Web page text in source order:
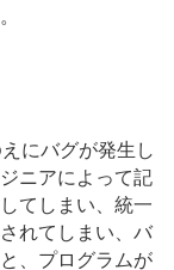
にバグが発生し
ニアによって記
てしまい、統一
れてしまい、バ
、プログラムが